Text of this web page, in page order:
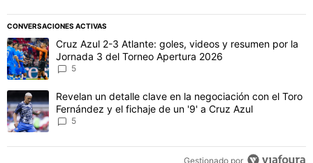
CONVERSACIONES ACTIVAS
Este listado muestra los artículos con más comentarios en los
Un artículo de tendencia con el título "Cruz Azul 2-3 Atlante:
Cruz Azul 2-3 Atlante: goles, videos y resumen por la
Jornada 3 del Torneo Apertura 2026
5
Un artículo de tendencia con el título "Revelan un detalle clave
Revelan un detalle clave en la negociación con el Toro
Fernández y el fichaje de un '9' a Cruz Azul
5
Gestionado por